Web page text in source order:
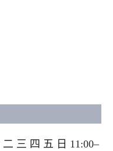
三 四 五 日 11:00–